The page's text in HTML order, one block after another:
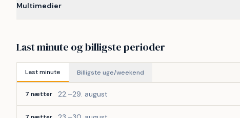
Multimedier
Last minute og billigste perioder
Last minute Billigste uge/weekend
7 nætter 22.–29. august